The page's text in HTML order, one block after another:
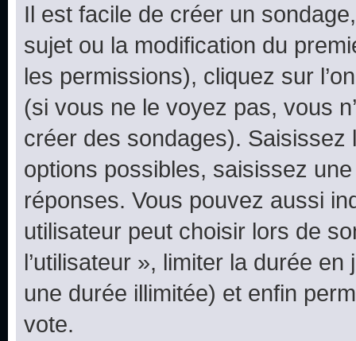
Il est facile de créer un
sujet ou la modification du
les permissions), cliquez sur
(si vous ne le voyez pas, vous
créer des sondages).
options possibles, saisissez
réponses. Vous pouvez aussi
utilisateur peut choisir lors de
l’utilisateur », limiter la durée
une durée illimitée) et enfin
vote.